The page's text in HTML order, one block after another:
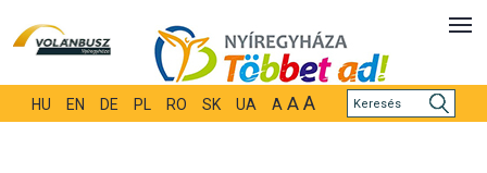
HU EN DE PL RO SK UA A A A